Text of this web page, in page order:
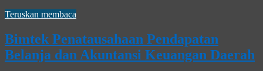
Teruskan membaca
Bimtek Penatausahaan Pendapatan
Belanja dan Akuntansi Keuangan Daerah